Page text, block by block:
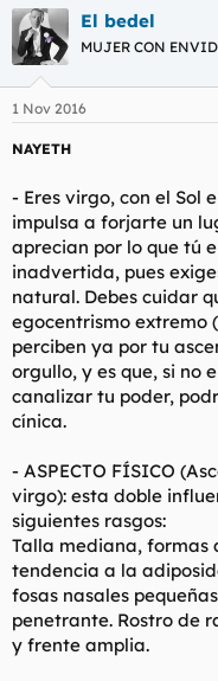
El bedel
MUJER CON
1 Nov 2016
NAYETH
- Eres virgo, con el Sol
impulsa a forjarte un
aprecian por lo que tú
inadvertida, pues
natural. Debes cuidar
egocentrismo extremo
perciben ya por tu
orgullo, y es que, si no
canalizar tu poder,
cínica.
- ASPECTO FÍSICO
virgo): esta doble
siguientes rasgos:
Talla mediana, formas
tendencia a la
fosas nasales
penetrante. Rostro de
y frente amplia.